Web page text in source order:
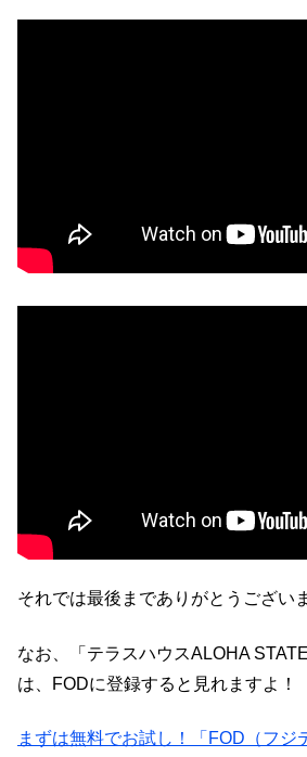
それでは最後までありがとうござい
なお、「テラスハウスALOHA
は、FODに登録すると見れますよ！
まずは無料でお試し！「FOD（フジ